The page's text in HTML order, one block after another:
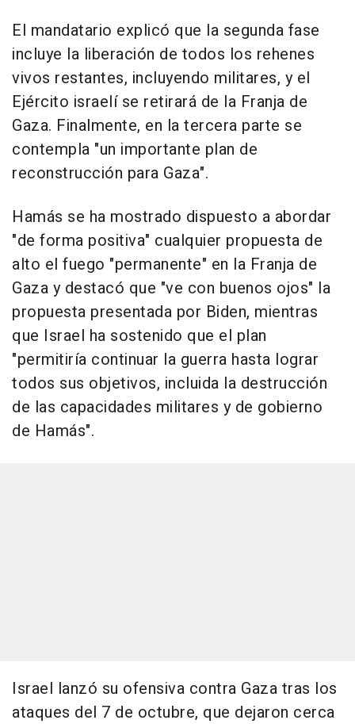
El mandatario explicó que la segunda fase
incluye la liberación de todos los rehenes
vivos restantes, incluyendo militares, y el
Ejército israelí se retirará de la Franja de
Gaza. Finalmente, en la tercera parte se
contempla "un importante plan de
reconstrucción para Gaza".
Hamás se ha mostrado dispuesto a abordar
"de forma positiva" cualquier propuesta de
alto el fuego "permanente" en la Franja de
Gaza y destacó que "ve con buenos ojos" la
propuesta presentada por Biden, mientras
que Israel ha sostenido que el plan
"permitiría continuar la guerra hasta lograr
todos sus objetivos, incluida la destrucción
de las capacidades militares y de gobierno
de Hamás".
Israel lanzó su ofensiva contra Gaza tras los
ataques del 7 de octubre, que dejaron cerca